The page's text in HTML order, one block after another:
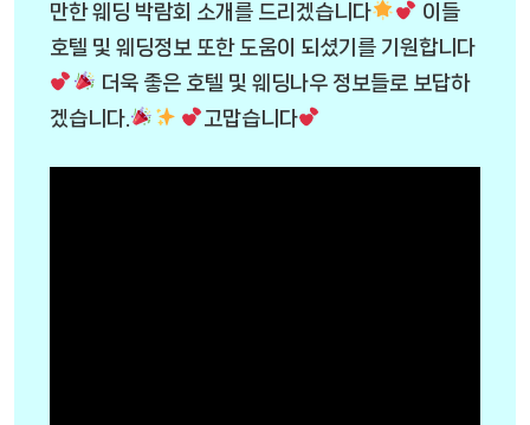
만한 웨딩 박람회 소개를 드리겠습니다
이들
호텔 및 웨딩정보 또한 도움이 되셨기를 기원합니다
더욱 좋은 호텔 및 웨딩나우 정보들로 보답하
겠습니다.
고맙습니다